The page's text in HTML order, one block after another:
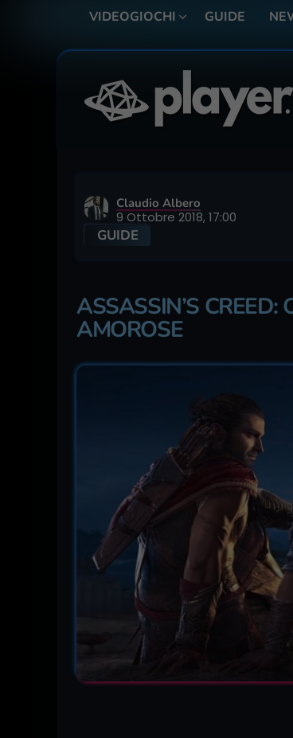
VIDEOGIOCHI GUIDE
Claudio Albero
9 Ottobre 2018, 17:00
GUIDE
ASSASSIN’S CREED:
AMOROSE